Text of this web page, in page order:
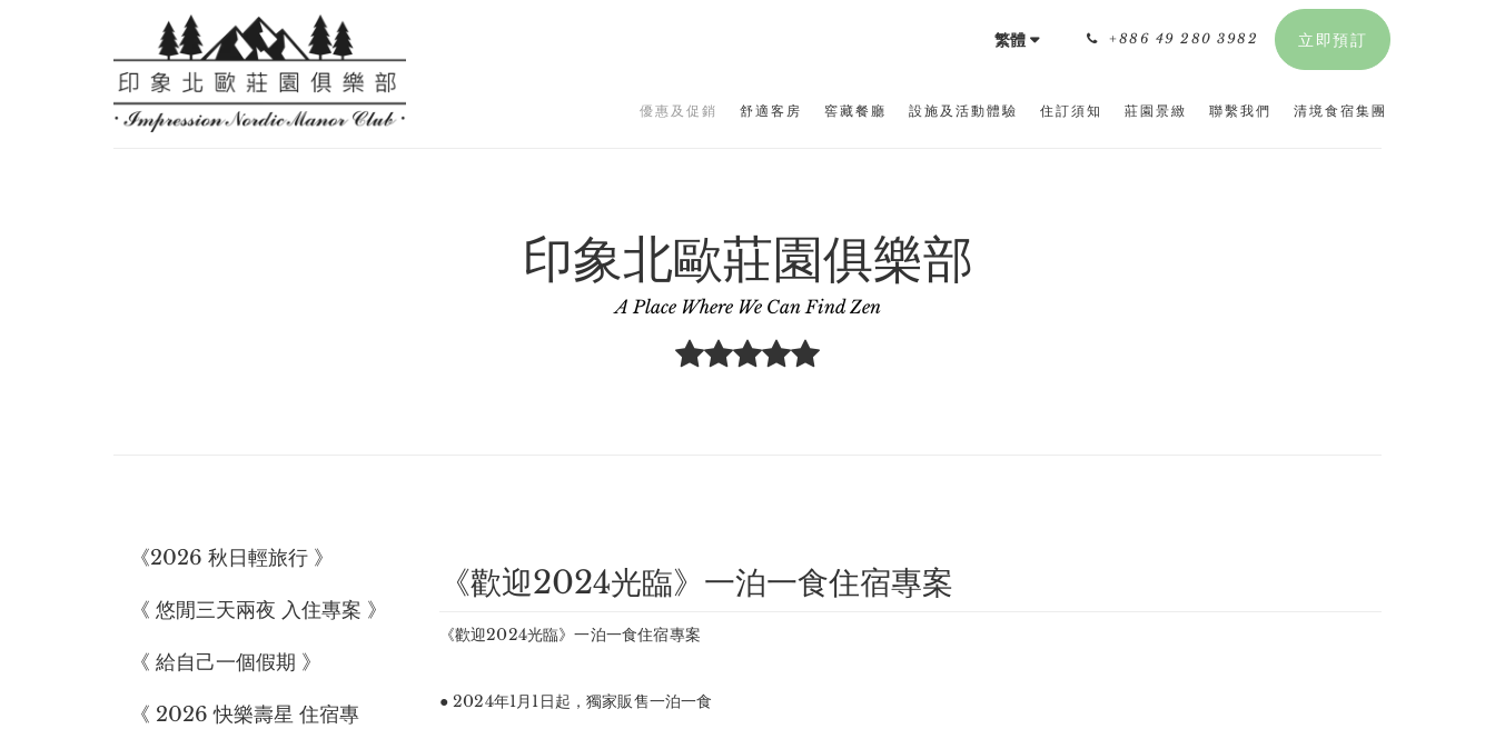
繁體 +886 49 280 3982 立即預訂
優惠及促銷 舒適客房 窖藏餐廳 設施及活動體驗 住訂須知 莊園景緻 聯繫我們 清境食宿集團
印象北歐莊園俱樂部
A Place Where We Can Find Zen
《2026 秋日輕旅行 》
《 悠閒三天兩夜 入住專案 》
《 給自己一個假期 》
《 2026 快樂壽星 住宿專
《歡迎2024光臨》一泊一食住宿專案
《歡迎2024光臨》一泊一食住宿專案
● 2024年1月1日起，獨家販售一泊一食